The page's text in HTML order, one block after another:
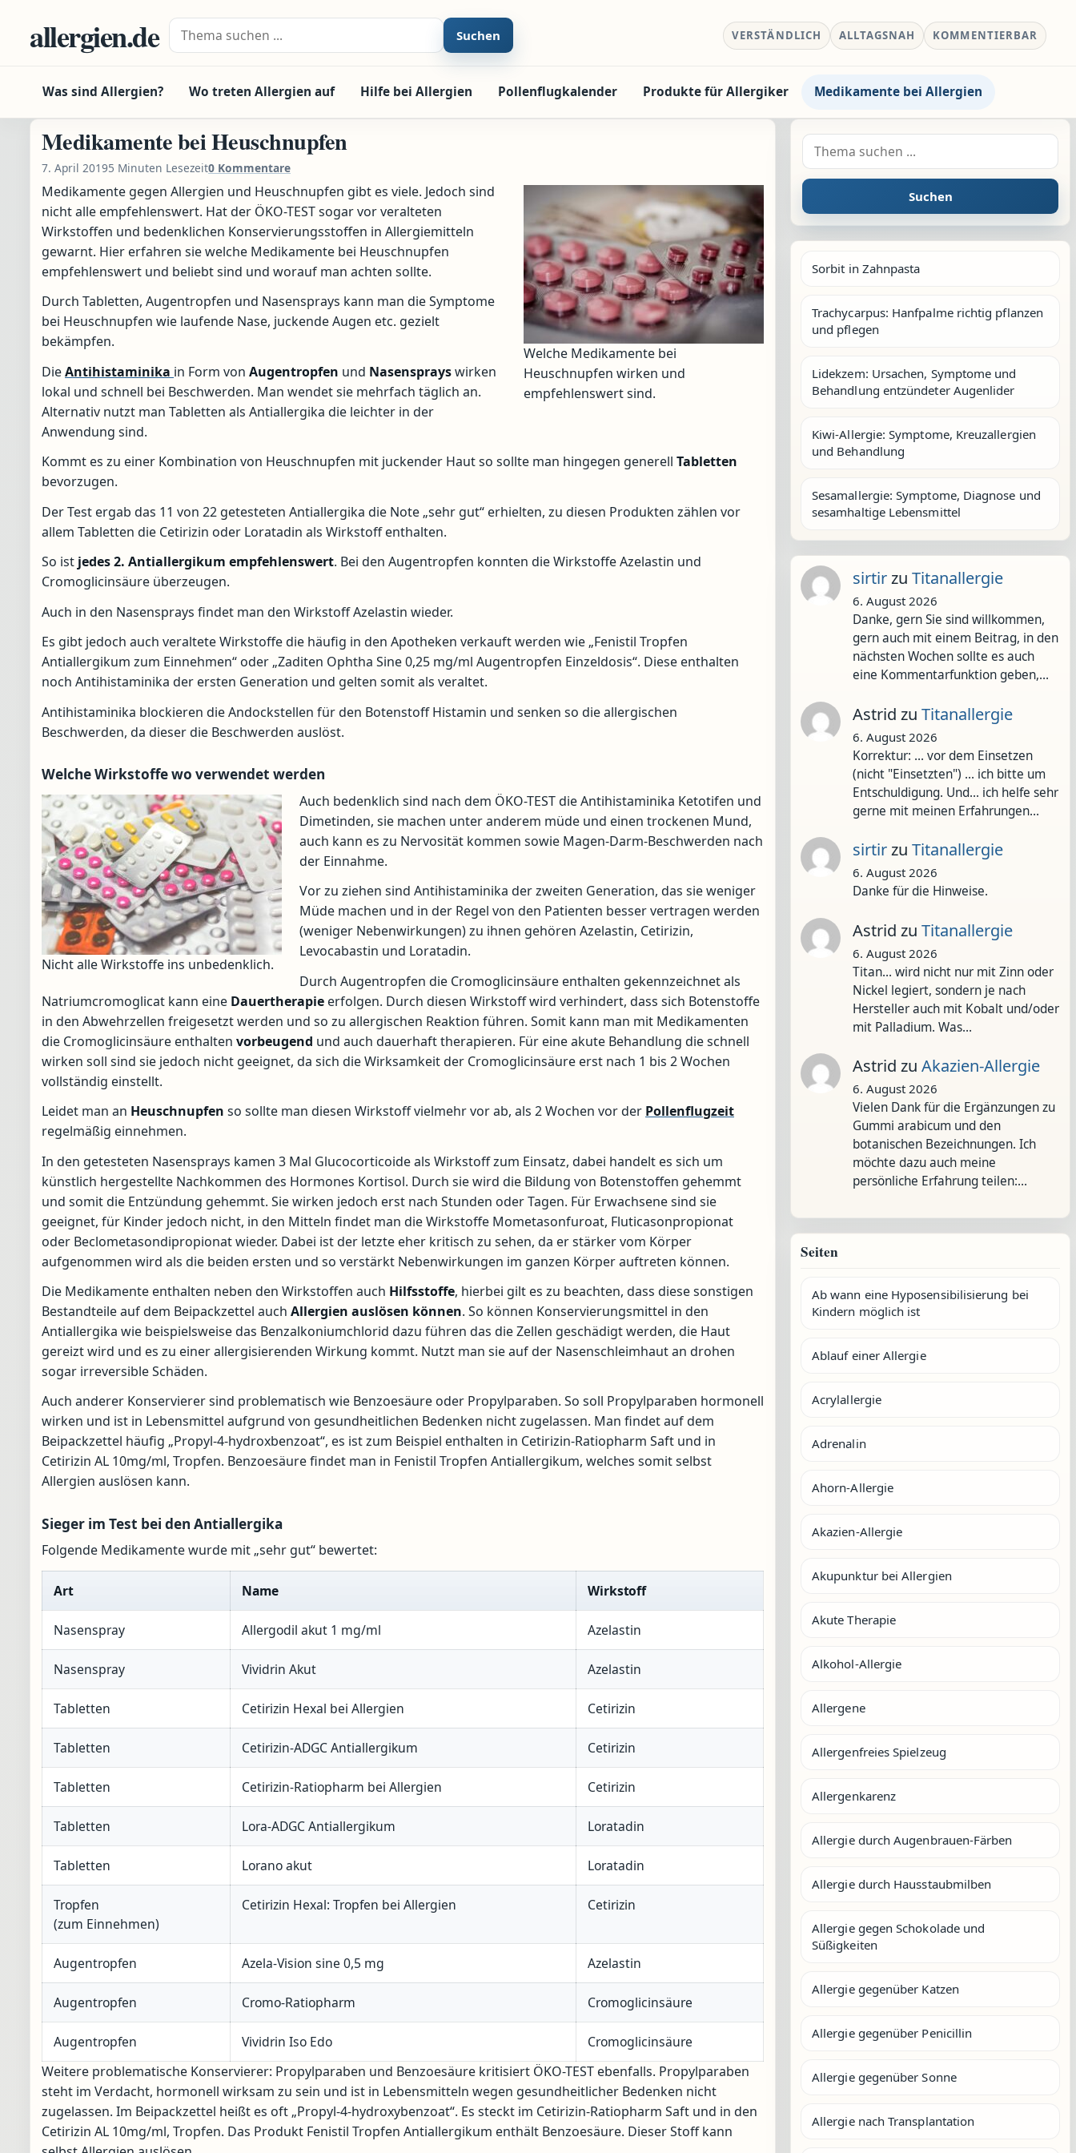
allergien.de Suche nach: Suchen VERSTÄNDLICH ALLTAGSNAH KOMMENTIERBAR
Was sind Allergien? Wo treten Allergien auf Hilfe bei Allergien Pollenflugkalender Produkte für Allergiker Medikamente bei Allergien
Medikamente bei Heuschnupfen
7. April 20195 Minuten Lesezeit0 Kommentare
Welche Medikamente bei
Heuschnupfen wirken und
empfehlenswert sind.
Medikamente gegen Allergien und Heuschnupfen gibt es viele. Jedoch sind
nicht alle empfehlenswert. Hat der ÖKO-TEST sogar vor veralteten
Wirkstoffen und bedenklichen Konservierungsstoffen in Allergiemitteln
gewarnt. Hier erfahren sie welche Medikamente bei Heuschnupfen
empfehlenswert und beliebt sind und worauf man achten sollte.
Durch Tabletten, Augentropfen und Nasensprays kann man die Symptome
bei Heuschnupfen wie laufende Nase, juckende Augen etc. gezielt
bekämpfen.
DieAntihistaminika in Form von Augentropfen und Nasensprayswirken
lokal und schnell bei Beschwerden. Man wendet sie mehrfach täglich an.
Alternativ nutzt man Tabletten als Antiallergika die leichter in der
Anwendung sind.
Kommt es zu einer Kombination von Heuschnupfen mit juckender Haut so sollte man hingegen generell Tabletten
bevorzugen.
Der Test ergab das 11 von 22 getesteten Antiallergika die Note „sehr gut“ erhielten, zu diesen Produkten zählen vor
allem Tabletten die Cetirizin oder Loratadin als Wirkstoff enthalten.
So ist jedes 2. Antiallergikum empfehlenswert. Bei den Augentropfen konnten die Wirkstoffe Azelastin und
Cromoglicinsäure überzeugen.
Auch in den Nasensprays findet man den Wirkstoff Azelastin wieder.
Es gibt jedoch auch veraltete Wirkstoffe die häufig in den Apotheken verkauft werden wie „Fenistil Tropfen
Antiallergikum zum Einnehmen“ oder „Zaditen Ophtha Sine 0,25 mg/ml Augentropfen Einzeldosis“. Diese enthalten
noch Antihistaminika der ersten Generation und gelten somit als veraltet.
Antihistaminika blockieren die Andockstellen für den Botenstoff Histamin und senken so die allergischen
Beschwerden, da dieser die Beschwerden auslöst.
Welche Wirkstoffe wo verwendet werden
Nicht alle Wirkstoffe ins unbedenklich.
Auch bedenklich sind nach dem ÖKO-TEST die Antihistaminika Ketotifen und
Dimetinden, sie machen unter anderem müde und einen trockenen Mund,
auch kann es zu Nervosität kommen sowie Magen-Darm-Beschwerden nach
der Einnahme.
Vor zu ziehen sind Antihistaminika der zweiten Generation, das sie weniger
Müde machen und in der Regel von den Patienten besser vertragen werden
(weniger Nebenwirkungen) zu ihnen gehören Azelastin, Cetirizin,
Levocabastin und Loratadin.
Durch Augentropfen die Cromoglicinsäure enthalten gekennzeichnet als
Natriumcromoglicat kann eine Dauertherapie erfolgen. Durch diesen Wirkstoff wird verhindert, dass sich Botenstoffe
in den Abwehrzellen freigesetzt werden und so zu allergischen Reaktion führen. Somit kann man mit Medikamenten
die Cromoglicinsäure enthalten vorbeugend und auch dauerhaft therapieren. Für eine akute Behandlung die schnell
wirken soll sind sie jedoch nicht geeignet, da sich die Wirksamkeit der Cromoglicinsäure erst nach 1 bis 2 Wochen
vollständig einstellt.
Leidet man an Heuschnupfen so sollte man diesen Wirkstoff vielmehr vor ab, als 2 Wochen vor der Pollenflugzeit
regelmäßig einnehmen.
In den getesteten Nasensprays kamen 3 Mal Glucocorticoide als Wirkstoff zum Einsatz, dabei handelt es sich um
künstlich hergestellte Nachkommen des Hormones Kortisol. Durch sie wird die Bildung von Botenstoffen gehemmt
und somit die Entzündung gehemmt. Sie wirken jedoch erst nach Stunden oder Tagen. Für Erwachsene sind sie
geeignet, für Kinder jedoch nicht, in den Mitteln findet man die Wirkstoffe Mometasonfuroat, Fluticasonpropionat
oder Beclometasondipropionat wieder. Dabei ist der letzte eher kritisch zu sehen, da er stärker vom Körper
aufgenommen wird als die beiden ersten und so verstärkt Nebenwirkungen im ganzen Körper auftreten können.
Die Medikamente enthalten neben den Wirkstoffen auch Hilfsstoffe, hierbei gilt es zu beachten, dass diese sonstigen
Bestandteile auf dem Beipackzettel auch Allergien auslösen können. So können Konservierungsmittel in den
Antiallergika wie beispielsweise das Benzalkoniumchlorid dazu führen das die Zellen geschädigt werden, die Haut
gereizt wird und es zu einer allergisierenden Wirkung kommt. Nutzt man sie auf der Nasenschleimhaut an drohen
sogar irreversible Schäden.
Auch anderer Konservierer sind problematisch wie Benzoesäure oder Propylparaben. So soll Propylparaben hormonell
wirken und ist in Lebensmittel aufgrund von gesundheitlichen Bedenken nicht zugelassen. Man findet auf dem
Beipackzettel häufig „Propyl-4-hydroxbenzoat“, es ist zum Beispiel enthalten in Cetirizin-Ratiopharm Saft und in
Cetirizin AL 10mg/ml, Tropfen. Benzoesäure findet man in Fenistil Tropfen Antiallergikum, welches somit selbst
Allergien auslösen kann.
Sieger im Test bei den Antiallergika
Folgende Medikamente wurde mit „sehr gut“ bewertet:
Art Name Wirkstoff
Nasenspray Allergodil akut 1 mg/ml Azelastin
Nasenspray Vividrin Akut Azelastin
Tabletten Cetirizin Hexal bei Allergien Cetirizin
Tabletten Cetirizin-ADGC Antiallergikum Cetirizin
Tabletten Cetirizin-Ratiopharm bei Allergien Cetirizin
Tabletten Lora-ADGC Antiallergikum Loratadin
Tabletten Lorano akut Loratadin
Tropfen
(zum Einnehmen)
Cetirizin Hexal: Tropfen bei Allergien Cetirizin
Augentropfen Azela-Vision sine 0,5 mg Azelastin
Augentropfen Cromo-Ratiopharm Cromoglicinsäure
Augentropfen Vividrin Iso Edo
Cromoglicinsäure
Weitere problematische Konservierer: Propylparaben und Benzoesäure kritisiert ÖKO-TEST ebenfalls. Propylparaben
steht im Verdacht, hormonell wirksam zu sein und ist in Lebensmitteln wegen gesundheitlicher Bedenken nicht
zugelassen. Im Beipackzettel heißt es oft „Propyl-4-hydroxybenzoat“. Es steckt im Cetirizin-Ratiopharm Saft und in den
Cetirizin AL 10mg/ml, Tropfen. Das Produkt Fenistil Tropfen Antiallergikum enthält Benzoesäure. Dieser Stoff kann
Suche nach:
Suchen
Sorbit in Zahnpasta
Trachycarpus: Hanfpalme richtig pflanzen
und pflegen
Lidekzem: Ursachen, Symptome und
Behandlung entzündeter Augenlider
Kiwi-Allergie: Symptome, Kreuzallergien
und Behandlung
Sesamallergie: Symptome, Diagnose und
sesamhaltige Lebensmittel
sirtirzu Titanallergie
6. August 2026
Danke, gern Sie sind willkommen,
gern auch mit einem Beitrag, in den
nächsten Wochen sollte es auch
eine Kommentarfunktion geben,…
Astrid zu Titanallergie
6. August 2026
Korrektur: ... vor dem Einsetzen
(nicht "Einsetzten") ... ich bitte um
Entschuldigung. Und... ich helfe sehr
gerne mit meinen Erfahrungen…
sirtirzu Titanallergie
6. August 2026
Danke für die Hinweise.
Astrid zu Titanallergie
6. August 2026
Titan... wird nicht nur mit Zinn oder
Nickel legiert, sondern je nach
Hersteller auch mit Kobalt und/oder
mit Palladium. Was…
Astrid zu Akazien-Allergie
6. August 2026
Vielen Dank für die Ergänzungen zu
Gummi arabicum und den
botanischen Bezeichnungen. Ich
möchte dazu auch meine
persönliche Erfahrung teilen:…
Seiten
Ab wann eine Hyposensibilisierung bei
Kindern möglich ist
Ablauf einer Allergie
Acrylallergie
Adrenalin
Ahorn-Allergie
Akazien-Allergie
Akupunktur bei Allergien
Akute Therapie
Alkohol-Allergie
Allergene
Allergenfreies Spielzeug
Allergenkarenz
Allergie durch Augenbrauen-Färben
Allergie durch Hausstaubmilben
Allergie gegen Schokolade und
Süßigkeiten
Allergie gegenüber Katzen
Allergie gegenüber Penicillin
Allergie gegenüber Sonne
Allergie nach Transplantation